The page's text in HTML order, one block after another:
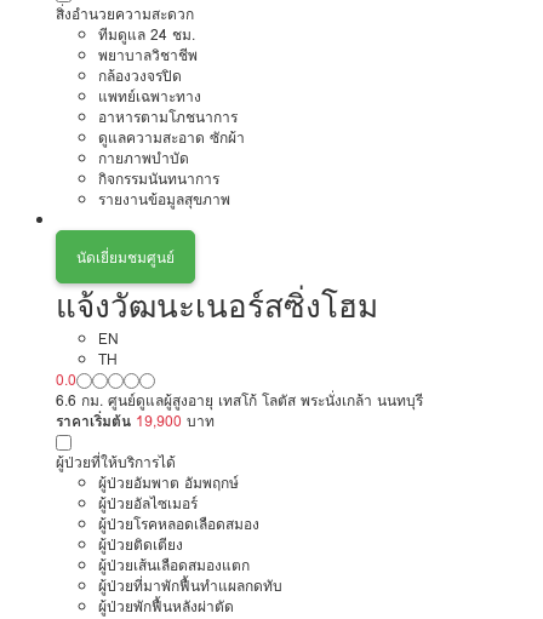
สิ่งอำนวยความสะดวก
ทีมดูแล 24 ชม.
พยาบาลวิชาชีพ
กล้องวงจรปิด
แพทย์เฉพาะทาง
อาหารตามโภชนาการ
ดูแลความสะอาด ซักผ้า
กายภาพบำบัด
กิจกรรมนันทนาการ
รายงานข้อมูลสุขภาพ
นัดเยี่ยมชมศูนย์
แจ้งวัฒนะเนอร์สซิ่งโฮม
EN
TH
0.0
6.6 กม. ศูนย์ดูแลผู้สูงอายุ เทสโก้ โลตัส พระนั่งเกล้า นนทบุรี
ราคาเริ่มต้น 19,900 บาท
ผู้ป่วยที่ให้บริการได้
ผู้ป่วยอัมพาต อัมพฤกษ์
ผู้ป่วยอัลไซเมอร์
ผู้ป่วยโรคหลอดเลือดสมอง
ผู้ป่วยติดเตียง
ผู้ป่วยเส้นเลือดสมองแตก
ผู้ป่วยที่มาพักฟื้นทำแผลกดทับ
ผู้ป่วยพักฟื้นหลังผ่าตัด